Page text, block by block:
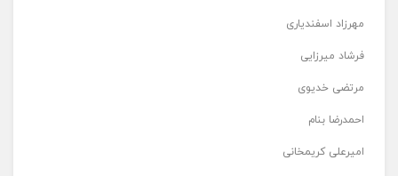
مهرزاد اسفندیاری
فرشاد میرزایی
مرتضی خدیوی
احمدرضا بنام
امیرعلی کریمخانی